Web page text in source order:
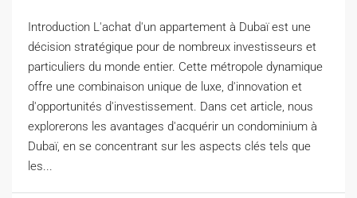
Introduction L'achat d'un appartement à Dubaï est une
décision stratégique pour de nombreux investisseurs et
particuliers du monde entier. Cette métropole dynamique
offre une combinaison unique de luxe, d'innovation et
d'opportunités d'investissement. Dans cet article, nous
explorerons les avantages d'acquérir un condominium à
Dubaï, en se concentrant sur les aspects clés tels que
les...